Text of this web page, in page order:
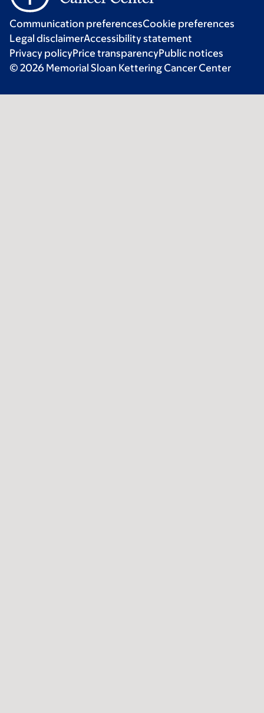
Communication preferencesCookie preferences
Legal disclaimerAccessibility statement
Privacy policyPrice transparencyPublic notices
© 2026 Memorial Sloan Kettering Cancer Center